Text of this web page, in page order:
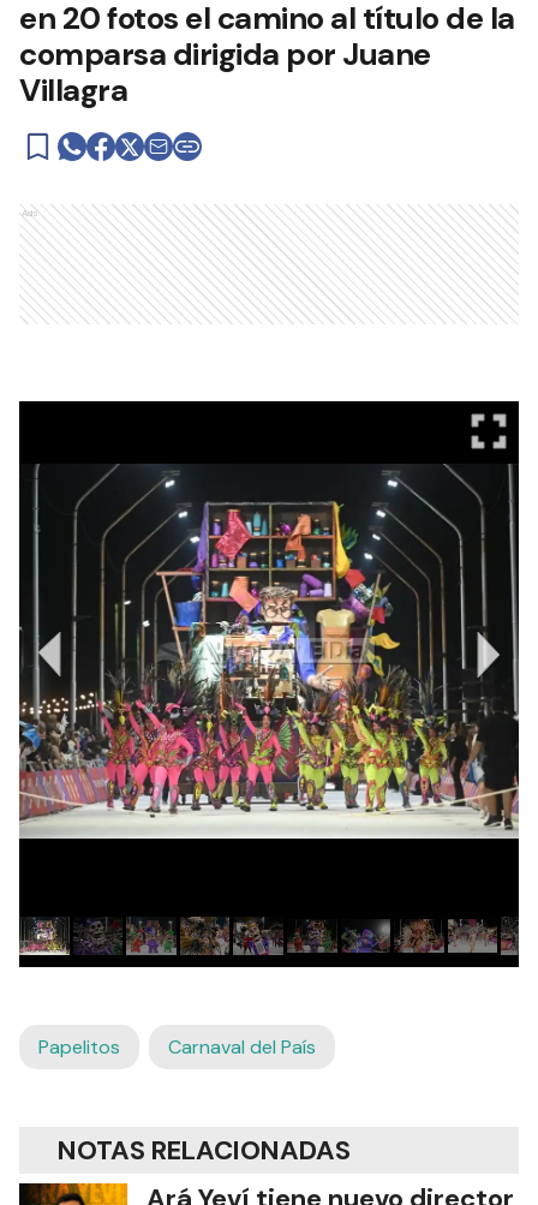
en 20 fotos el camino al título de la
comparsa dirigida por Juane
Villagra
Ads
Papelitos Carnaval del País
NOTAS RELACIONADAS